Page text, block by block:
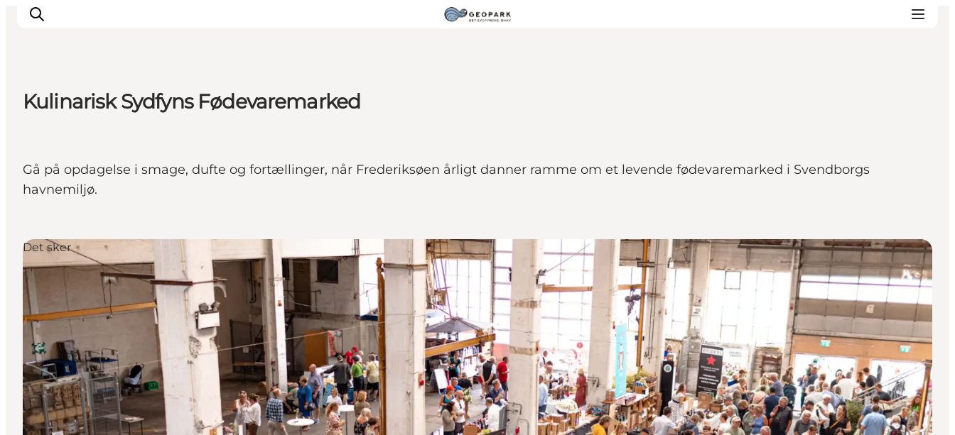
Kulinarisk Sydfyns Fødevaremarked
Gå på opdagelse i smage, dufte og fortællinger, når Frederiksøen årligt danner ramme om et levende fødevaremarked i Svendborgs
havnemiljø.
Det sker